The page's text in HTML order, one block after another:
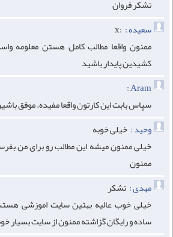
تشکر فروان
سعیده : :x
ممنون واقعا مطالب کامل هستن معلومه
کشیدین پایدار باشید
Aram :
سپاس بابت این کارتون واقعا مفیدە. موفق
وحید : خیلی خوبه
خیلی ممنون میشه این مطالب رو برای من
ممنون
مهدی : تشکر
خیلی خوب عالیه بهتین سایت اموزشی
ساده و رایگان گزاشته ممنون از سایت بسیار